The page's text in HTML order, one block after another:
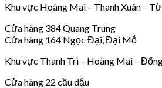
Khu vực Hoàng Mai – Thanh Xuân –
Cửa hàng 384 Quang Trung
Cửa hàng 164 Ngọc Đại, Đại Mỗ
Khu vực Thanh Trì – Hoàng Mai –
Cửa hàng 22 cầu dậu